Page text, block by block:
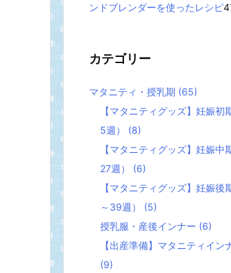
ンドブレンダーを使ったレシピ
カテゴリー
マタニティ・授乳期 (65)
【マタニティグッズ】妊娠初
5週） (8)
【マタニティグッズ】妊娠中
27週） (6)
【マタニティグッズ】妊娠
～39週） (5)
授乳服・産後インナー (6)
【出産準備】マタニティイン
(9)